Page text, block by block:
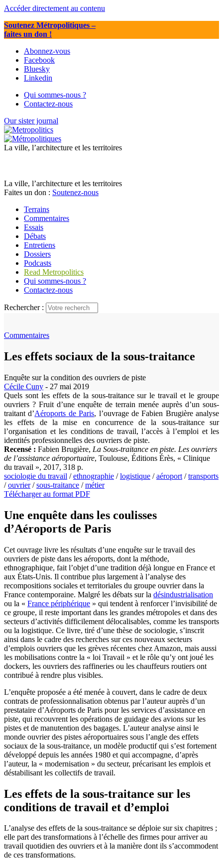
Accéder directement au contenu
Soutenez Métropolitiques–
faites un don !
Abonnez-vous
Facebook
Bluesky
Linkedin
Qui sommes-nous ?
Contactez-nous
Our sister journal
La ville, l’architecture et les territoires
La ville, l’architecture et les territoires
Faites un don : Soutenez-nous
Terrains
Commentaires
Essais
Débats
Entretiens
Dossiers
Podcasts
Read Metropolitics
Qui sommes-nous ?
Contactez-nous
Rechercher :
Commentaires
Les effets sociaux de la sous-traitance
Enquête sur la condition des ouvriers de piste
Cécile Cuny - 27 mai 2019
Quels sont les effets de la sous-traitance sur le travail et le groupe
ouvriers ? Fruit d’une enquête de terrain menée auprès d’un sous-
traitant d’Aéroports de Paris, l’ouvrage de Fabien Brugière analyse
les effets de la mise en concurrence de la sous-traitance sur
l’organisation et les conditions de travail, l’accès à l’emploi et les
identités professionnelles des ouvriers de piste.
Recensé : Fabien Brugière, La Sous-traitance en piste. Les ouvriers
de l’assistance aéroportuaire, Toulouse, Éditions Érès, « Clinique
du travail », 2017, 318 p.
sociologie du travail /ethnographie /logistique /aéroport /transports
/ouvrier/sous-traitance /métier
Télécharger au format PDF
Une enquête dans les coulisses
d’Aéroports de Paris
Cet ouvrage livre les résultats d’une enquête sur le travail des
ouvriers de piste dans les aéroports, dont la méthode,
ethnographique, fait l’objet d’une tradition déjà longue en France et
aux États-Unis. Il contribue plus largement à l’analyse des
recompositions sociales et territoriales du groupe ouvrier dans la
France contemporaine. Malgré les débats sur la désindustrialisation
ou la « France périphérique » qui tendent à renforcer l’invisibilité de
ce groupe, il reste important dans les grandes métropoles et dans des
secteurs d’activités difficilement délocalisables, comme les transports
ou la logistique. Ce livre, tiré d’une thèse de sociologie, s’inscrit
ainsi dans le cadre des recherches sur ces nouveaux secteurs
d’emplois ouvriers que les grèves récentes chez Amazon, mais aussi
les mobilisations contre la « loi Travail » et le rôle qu’y ont joué les
dockers, les ouvriers des raffineries ou les chauffeurs routiers ont
contribué à rendre plus visibles.
L’enquête proposée a été menée à couvert, dans le cadre de deux
contrats de professionnalisation obtenus par l’auteur auprès d’un
prestataire d’Aéroports de Paris pour les services d’assistance en
piste, qui recouvrent les opérations de guidage des avions sur les
pistes et de manutention des bagages. L’auteur analyse ainsi le
monde ouvrier des pistes aéroportuaires sous l’angle des effets
sociaux de la sous-traitance, un modèle productif qui s’est fortement
développé depuis les années 1980 et qui accompagne, d’après
l’auteur, la « modernisation » du secteur, précarisant les emplois et
déstabilisant les collectifs de travail.
Les effets de la sous-traitance sur les
conditions de travail et d’emploi
L’analyse des effets de la sous-traitance se déploie sur six chapitres ;
elle part des transformations à l’échelle des firmes pour arriver au
travail quotidien des ouvriers et à la manière dont ils s’accommodent
de ces transformations.